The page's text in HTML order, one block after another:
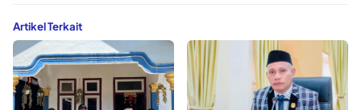
Artikel Terkait